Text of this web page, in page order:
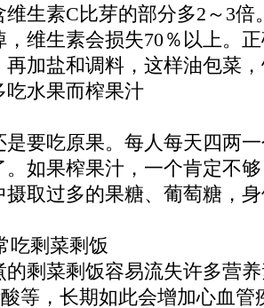
维生素C比芽的部分多2～3
，维生素会损失70％以上。
再加盐和调料，这样油包菜
吃水果而榨果汁
吃原果。每人每天四两一
。如果榨果汁，一个肯定不
摄取过多的果糖、葡萄糖，
剩菜剩饭
菜剩饭容易流失许多营养
等，长期如此会增加心血管